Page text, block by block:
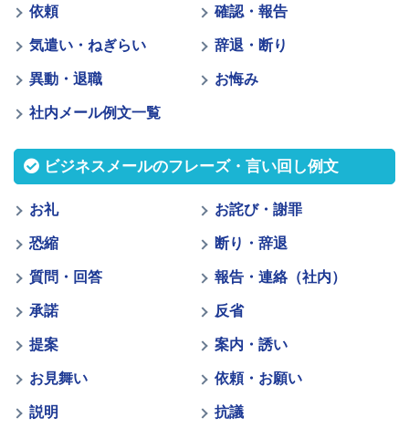
依頼 確認・報告
気遣い・ねぎらい 辞退・断り
異動・退職 お悔み
社内メール例文一覧
ビジネスメールのフレーズ・言い回し例文
お礼 お詫び・謝罪
恐縮 断り・辞退
質問・回答 報告・連絡（社内）
承諾 反省
提案 案内・誘い
お見舞い 依頼・お願い
説明 抗議